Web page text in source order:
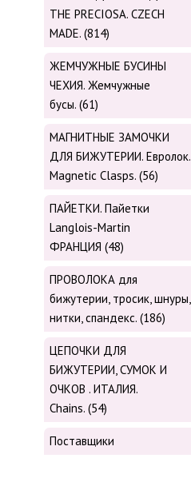
THE PRECIOSA. CZECH
MADE. (814)
ЖЕМЧУЖНЫЕ БУСИНЫ
ЧЕХИЯ. Жемчужные
бусы. (61)
МАГНИТНЫЕ ЗАМОЧКИ
ДЛЯ БИЖУТЕРИИ. Евролок.
Magnetic Сlasps. (56)
ПАЙЕТКИ. Пайетки
Langlois-Martin
ФРАНЦИЯ (48)
ПРОВОЛОКА для
бижутерии, тросик, шнуры,
нитки, cпандекс. (186)
ЦЕПОЧКИ ДЛЯ
БИЖУТЕРИИ, СУМОК И
ОЧКОВ . ИТАЛИЯ.
Chains. (54)
Поставщики